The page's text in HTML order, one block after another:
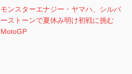
モンスターエナジー・ヤマハ、シルバ
ーストーンで夏休み明け初戦に挑む
MotoGP